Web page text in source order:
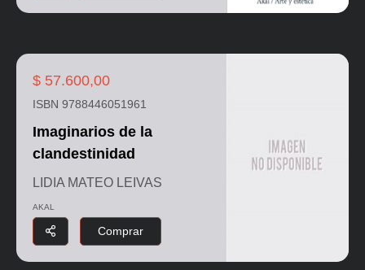
$ 57.600,00
ISBN 9788446051961
Imaginarios de la
clandestinidad
LIDIA MATEO LEIVAS
AKAL
Comprar